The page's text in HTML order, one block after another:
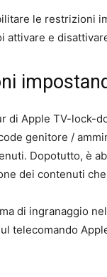
le restrizioni
attivare e
di Apple TV-lock-
genitore /
Dopotutto, è
dei contenuti
di ingranaggio
telecomando